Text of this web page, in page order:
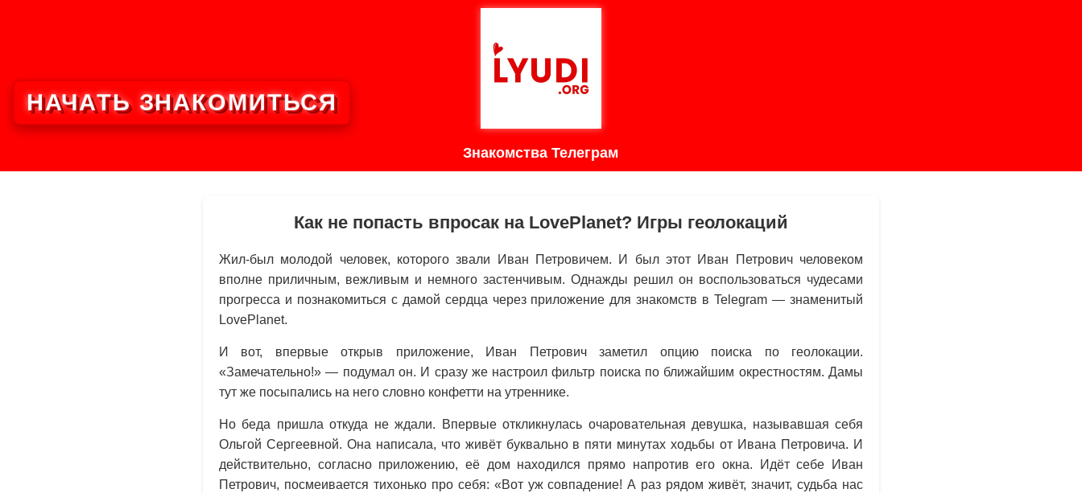
Знакомства Телеграм
Как не попасть впросак на LovePlanet? Игры геолокаций
Жил-был молодой человек, которого звали Иван Петровичем. И был этот Иван Петрович человеком
вполне приличным, вежливым и немного застенчивым. Однажды решил он воспользоваться чудесами
прогресса и познакомиться с дамой сердца через приложение для знакомств в Telegram — знаменитый
LovePlanet.
И вот, впервые открыв приложение, Иван Петрович заметил опцию поиска по геолокации.
«Замечательно!» — подумал он. И сразу же настроил фильтр поиска по ближайшим окрестностям. Дамы
тут же посыпались на него словно конфетти на утреннике.
Но беда пришла откуда не ждали. Впервые откликнулась очаровательная девушка, называвшая себя
Ольгой Сергеевной. Она написала, что живёт буквально в пяти минутах ходьбы от Ивана Петровича. И
действительно, согласно приложению, её дом находился прямо напротив его окна. Идёт себе Иван
Петрович, посмеивается тихонько про себя: «Вот уж совпадение! А раз рядом живёт, значит, судьба нас
НАЧАТЬ ЗНАКОМИТЬСЯ